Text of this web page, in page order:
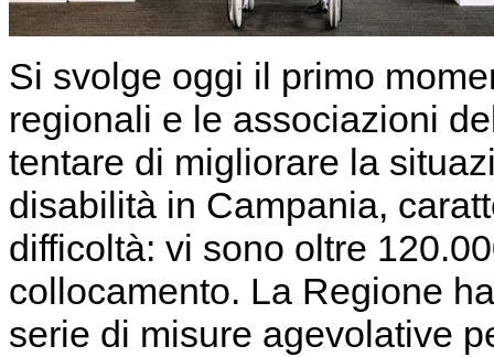
Si svolge oggi il primo
regionali e le associazioni
tentare di migliorare la
disabilità in Campania,
difficoltà: vi sono oltre
collocamento. La Regione
serie di misure agevolative